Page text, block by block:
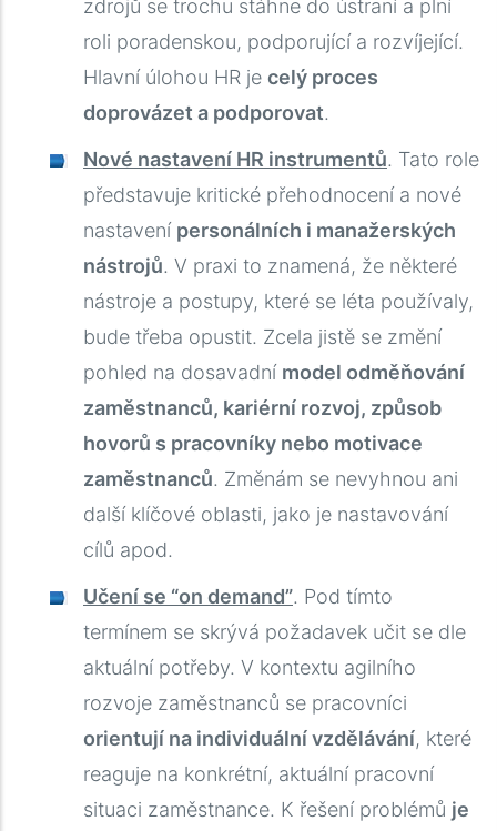
zdrojů se trochu stáhne do ústraní a plní
roli poradenskou, podporující a rozvíjející.
Hlavní úlohou HR je celý proces
doprovázet a podporovat.
Nové nastavení HR instrumentů. Tato role
představuje kritické přehodnocení a nové
nastavení personálních i manažerských
nástrojů. V praxi to znamená, že některé
nástroje a postupy, které se léta používaly,
bude třeba opustit. Zcela jistě se změní
pohled na dosavadní model odměňování
zaměstnanců, kariérní rozvoj, způsob
hovorů s pracovníky nebo motivace
zaměstnanců. Změnám se nevyhnou ani
další klíčové oblasti, jako je nastavování
cílů apod.
Učení se “on demand”. Pod tímto
termínem se skrývá požadavek učit se dle
aktuální potřeby. V kontextu agilního
rozvoje zaměstnanců se pracovníci
orientují na individuální vzdělávání, které
reaguje na konkrétní, aktuální pracovní
situaci zaměstnance. K řešení problémů je